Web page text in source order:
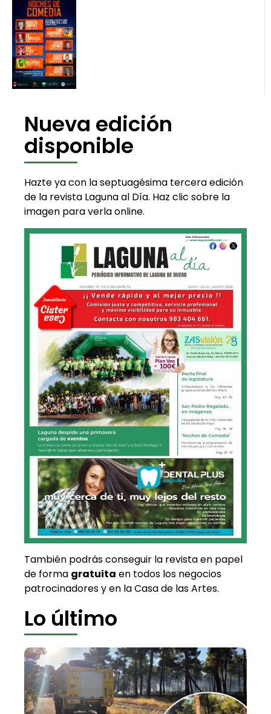
Nueva edición
disponible
Hazte ya con la septuagésima tercera edición
de la revista Laguna al Día. Haz clic sobre la
imagen para verla online.
También podrás conseguir la revista en papel
de forma gratuita en todos los negocios
patrocinadores y en la Casa de las Artes.
Lo último